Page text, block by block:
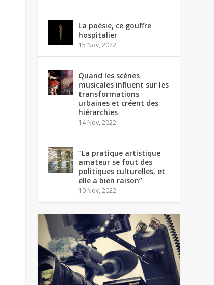
La poésie, ce gouffre
hospitalier
15 Nov, 2022
Quand les scènes
musicales influent sur les
transformations
urbaines et créent des
hiérarchies
14 Nov, 2022
“La pratique artistique
amateur se fout des
politiques culturelles, et
elle a bien raison”
10 Nov, 2022